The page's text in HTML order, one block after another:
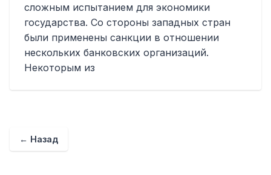
сложным испытанием для экономики
государства. Со стороны западных стран
были применены санкции в отношении
нескольких банковских организаций.
Некоторым из
← Назад